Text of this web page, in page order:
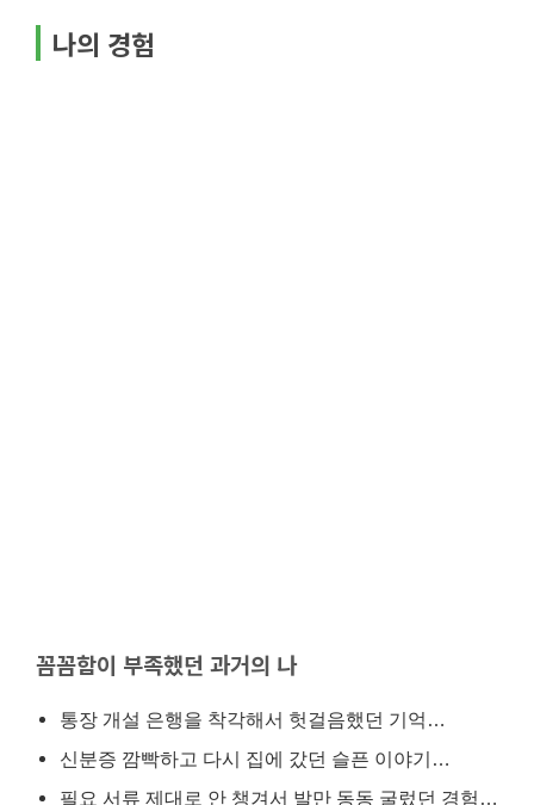
나의 경험
꼼꼼함이 부족했던 과거의 나
통장 개설 은행을 착각해서 헛걸음했던 기억…
신분증 깜빡하고 다시 집에 갔던 슬픈 이야기…
필요 서류 제대로 안 챙겨서 발만 동동 굴렀던 경험…